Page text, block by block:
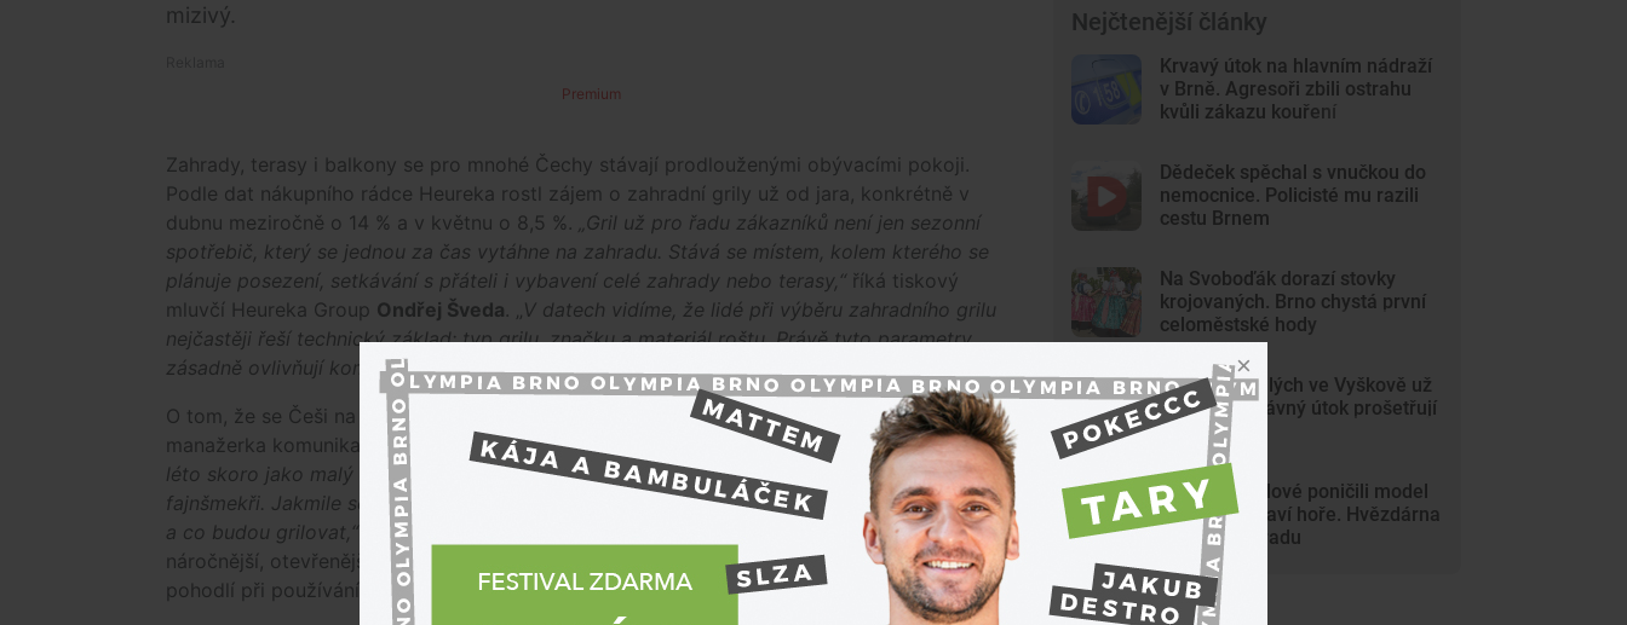
mizivý.
Premium
Zahrady, terasy i balkony se pro mnohé Čechy stávají prodlouženými obývacími pokoji.
Podle dat nákupního rádce Heureka rostl zájem o zahradní grily už od jara, konkrétně v
dubnu meziročně o 14 % a v květnu o 8,5 %.
„Gril už pro řadu zákazníků není jen sezonní
spotřebič, který se jednou za čas vytáhne na zahradu. Stává se místem, kolem kterého se
plánuje posezení, setkávání s přáteli i vybavení celé zahrady nebo terasy,“ říká tiskový
mluvčí Heureka Group Ondřej Šveda. „ V datech vidíme, že lidé při výběru zahradního grilu
nejčastěji řeší technický základ: typ grilu, značku a materiál roštu. Právě tyto parametry
zásadně ovlivňují komfort používání, životnost i výslednou přípravu jídla.“
O tom, že se Češi na léto připravují s velkým nadšením, mluví i Kateřina Böhmová,
manažerka komunikace a tisková mluvčí společnosti Mountfield.„Češi berou přípravu na
léto skoro jako malý rituál a poslední roky se z nich navíc stávají docela slušní grilovací
fajnšmekři. Jakmile se oteplí, vrhají se na zahrady, balkony, terasy a začínají plánovat, s kým
a co budou grilovat,“ uvádí Böhmová pro Trade-off a dodává, že zákazníci jsou dnes
náročnější, otevřenější novinkám a už nekoukají jen na cenu, ale řeší kvalitu, životnost,
pohodlí při používání, a dokonce i technologie.
Nejčtenější články
Krvavý útok na hlavním nádraží
v Brně. Agresoři zbili ostrahu
kvůli zákazu kouření
Dědeček spěchal s vnučkou do
nemocnice. Policisté mu razili
cestu Brnem
Na Svoboďák dorazí stovky
krojovaných. Brno chystá první
celoměstské hody
Gang nezletilých ve Vyškově už
dořádil. Nedávný útok prošetřují
kriminalisté
Mladí vandalové poničili model
Marsu na Kraví hoře. Hvězdárna
zařídila náhradu